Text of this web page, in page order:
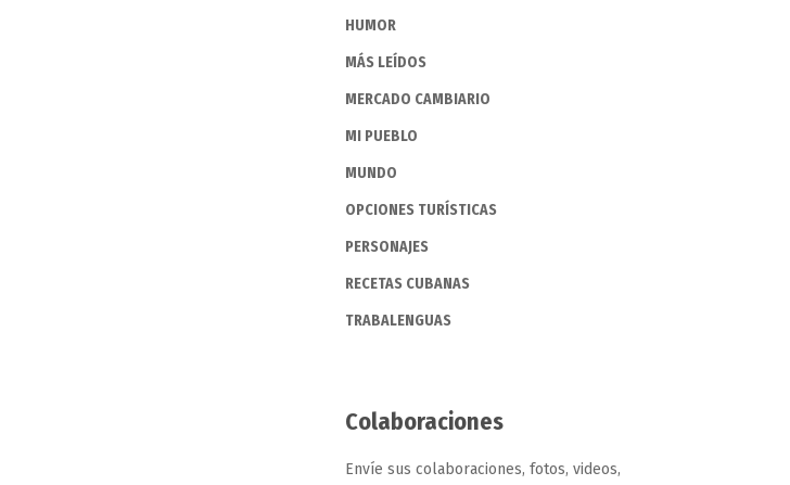
HUMOR
MÁS LEÍDOS
MERCADO CAMBIARIO
MI PUEBLO
MUNDO
OPCIONES TURÍSTICAS
PERSONAJES
RECETAS CUBANAS
TRABALENGUAS
Colaboraciones
Envíe sus colaboraciones, fotos, videos,